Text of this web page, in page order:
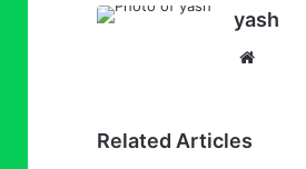
yash
Website
Related Articles